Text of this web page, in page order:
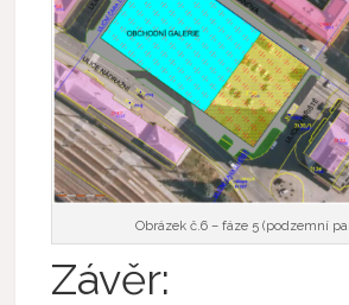
Obrázek č.6 – fáze 5 (podzemní
Závěr: